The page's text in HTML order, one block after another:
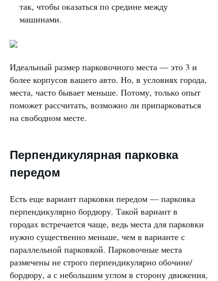
так, чтобы оказаться по средине между
машинами.
Идеальный размер парковочного места — это 3 и
более корпусов вашего авто. Но, в условиях города,
места, часто бывает меньше. Потому, только опыт
поможет рассчитать, возможно ли припарковаться
на свободном месте.
Перпендикулярная парковка
передом
Есть еще вариант парковки передом — парковка
перпендикулярно бордюру. Такой вариант в
городах встречается чаще, ведь места для парковки
нужно существенно меньше, чем в варианте с
параллельной парковкой. Парковочные места
размечены не строго перпендикулярно обочине/
бордюру, а с небольшим углом в сторону движения,